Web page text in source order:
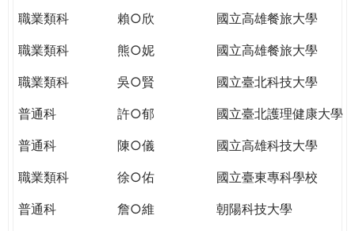
e
職業類科
賴○欣
國立高雄餐旅大學
職業類科
熊○妮
國立高雄餐旅大學
職業類科
吳○賢
國立臺北科技大學
普通科
許○郁
國立臺北護理健康大學
普通科
陳○儀
國立高雄科技大學
職業類科
徐○佑
國立臺東專科學校
普通科
詹○維
朝陽科技大學